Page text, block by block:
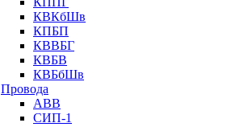
КВКбШв
КПБП
КВВБГ
КВБВ
КВБбШв
Провода
АВВ
СИП-1